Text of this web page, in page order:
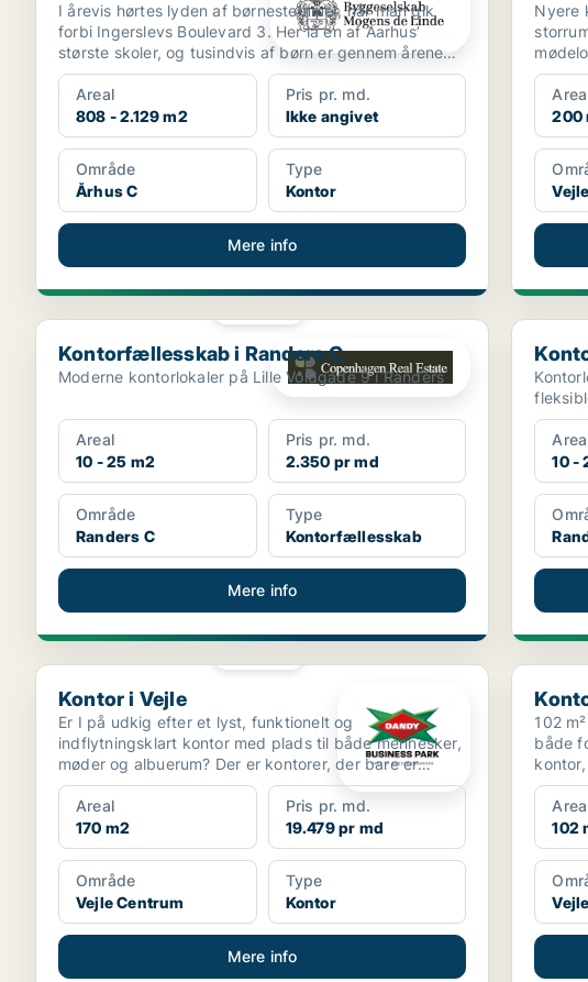
I årevis hørtes lyden af børnestemmer, når man gik
forbi Ingerslevs Boulevard 3. Her lå en af Aarhus’
største skoler, og tusindvis af børn er gennem årene
gå...
Areal
808 - 2.129 m2
Pris pr. md.
Ikke angivet
Område
Århus C
Type
Kontor
Mere info
Nyere
200
Kontorfællesskab i Randers C
Kontorfællesskab i Randers C
Moderne kontorlokaler på Lille Voldgade 9 i Randers
Areal
10 - 25 m2
Pris pr. md.
2.350 pr md
Område
Randers C
Type
Kontorfællesskab
Mere info
10 -
Kontor i Vejle
Kontor i Vejle
Er I på udkig efter et lyst, funktionelt og
indflytningsklart kontor med plads til både mennesker,
møder og albuerum? Der er kontorer, der bare er
kvadrat...
Areal
170 m2
Pris pr. md.
19.479 pr md
Område
Vejle Centrum
Type
Kontor
Mere info
Kontor i
102
både fokus
102